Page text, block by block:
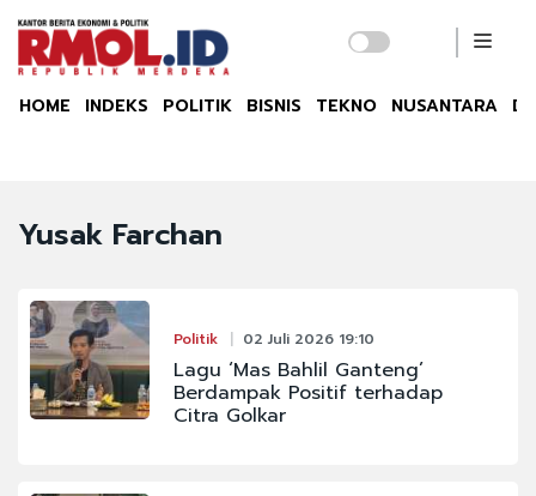
HOME INDEKS POLITIK BISNIS TEKNO NUSANTARA
Yusak Farchan
Politik 02 Juli 2026 19:10
Lagu ‘Mas Bahlil Ganteng’
Berdampak Positif terhadap
Citra Golkar